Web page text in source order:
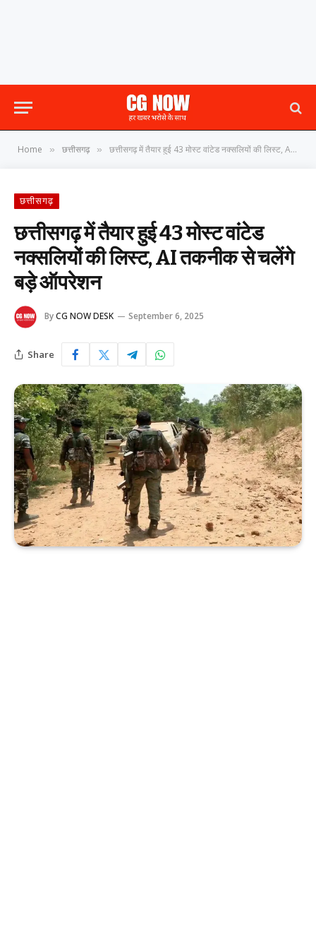
Home » छत्तीसगढ़ » छत्तीसगढ़ में तैयार हुई 43 मोस्ट वांटेड नक्सलियों की लिस्ट, AI तकनीक से चलेंगे बड़े ऑपरेशन
छत्तीसगढ़
छत्तीसगढ़ में तैयार हुई 43 मोस्ट वांटेड
नक्सलियों की लिस्ट, AI तकनीक से चलेंगे
बड़े ऑपरेशन
ByCG NOW DESK September 6, 2025
Share